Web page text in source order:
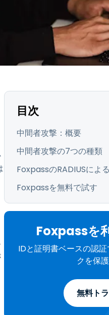
Português
简体中文
繁體中文
日本語
ภาษาไทย
目次
中間者攻撃：概要
中間者攻撃の7つの種類
FoxpassのRADIUSによ
Foxpassを無料で試す
Foxpassを
IDと証明書ベースの認
クを保
無料ト